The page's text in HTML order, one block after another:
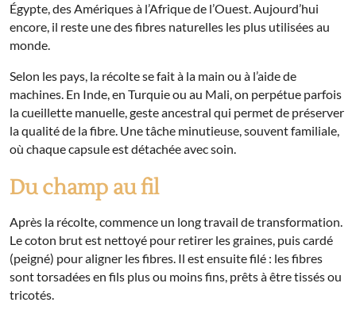
Égypte, des Amériques à l’Afrique de l’Ouest. Aujourd’hui
encore, il reste une des fibres naturelles les plus utilisées au
monde.
Selon les pays, la récolte se fait à la main ou à l’aide de
machines. En Inde, en Turquie ou au Mali, on perpétue parfois
la cueillette manuelle, geste ancestral qui permet de préserver
la qualité de la fibre. Une tâche minutieuse, souvent familiale,
où chaque capsule est détachée avec soin.
Du champ au fil
Après la récolte, commence un long travail de transformation.
Le coton brut est nettoyé pour retirer les graines, puis cardé
(peigné) pour aligner les fibres. Il est ensuite filé : les fibres
sont torsadées en fils plus ou moins fins, prêts à être tissés ou
tricotés.